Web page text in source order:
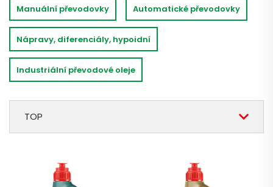
TOP
Manuální převodovky Automatické převodovky
Nápravy, diferenciály, hypoidní
Industriální převodové oleje